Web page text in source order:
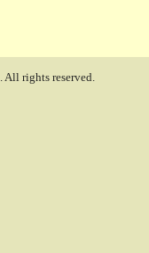
. All rights reserved.